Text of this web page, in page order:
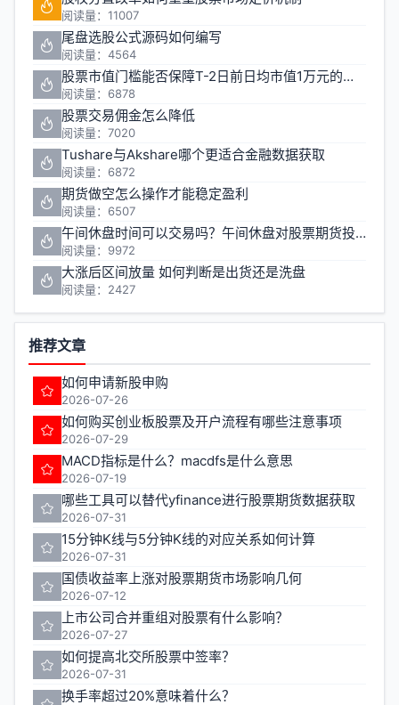
阅读量：11007
尾盘选股公式源码如何编写
阅读量：4564
股票市值门槛能否保障T-2日前日均市值1万元的投资安全
阅读量：6878
股票交易佣金怎么降低
阅读量：7020
Tushare与Akshare哪个更适合金融数据获取
阅读量：6872
期货做空怎么操作才能稳定盈利
阅读量：6507
午间休盘时间可以交易吗？午间休盘对股票期货投资有什么影响
阅读量：9972
大涨后区间放量 如何判断是出货还是洗盘
阅读量：2427
推荐文章
如何申请新股申购
2026-07-26
如何购买创业板股票及开户流程有哪些注意事项
2026-07-29
MACD指标是什么？macdfs是什么意思
2026-07-19
哪些工具可以替代yfinance进行股票期货数据获取
2026-07-31
15分钟K线与5分钟K线的对应关系如何计算
2026-07-31
国债收益率上涨对股票期货市场影响几何
2026-07-12
上市公司合并重组对股票有什么影响？
2026-07-27
如何提高北交所股票中签率？
2026-07-31
换手率超过20%意味着什么？